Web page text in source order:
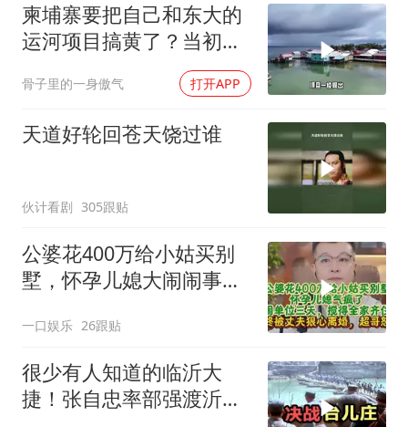
柬埔寨要把自己和东大的
运河项目搞黄了？当初可
骨子里的一身傲气 打开APP
天道好轮回苍天饶过谁
伙计看剧 305跟贴
公婆花400万给小姑买别
墅，怀孕儿媳大闹闹事，
一口娱乐 26跟贴
很少有人知道的临沂大
捷！张自忠率部强渡沂